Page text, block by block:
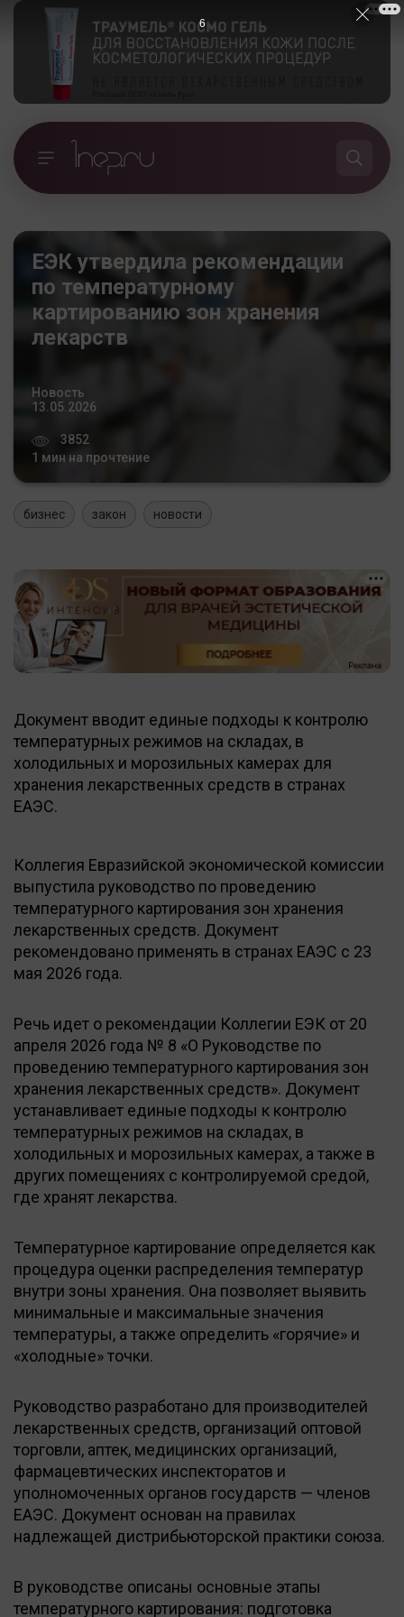
ЕЭК утвердила рекомендации
по температурному
картированию зон хранения
лекарств
Новость
13.05.2026
3852
1 мин на прочтение
бизнес закон новости
Документ вводит единые подходы к контролю
температурных режимов на складах, в
холодильных и морозильных камерах для
хранения лекарственных средств в странах
ЕАЭС.
Коллегия Евразийской экономической комиссии
выпустила руководство по проведению
температурного картирования зон хранения
лекарственных средств. Документ
рекомендовано применять в странах ЕАЭС с 23
мая 2026 года.
Речь идет о рекомендации Коллегии ЕЭК от 20
апреля 2026 года № 8 «О Руководстве по
проведению температурного картирования зон
хранения лекарственных средств». Документ
устанавливает единые подходы к контролю
температурных режимов на складах, в
холодильных и морозильных камерах, а также в
других помещениях с контролируемой средой,
где хранят лекарства.
Температурное картирование определяется как
процедура оценки распределения температур
внутри зоны хранения. Она позволяет выявить
минимальные и максимальные значения
температуры, а также определить «горячие» и
«холодные» точки.
Руководство разработано для производителей
лекарственных средств, организаций оптовой
торговли, аптек, медицинских организаций,
фармацевтических инспекторатов и
уполномоченных органов государств — членов
ЕАЭС. Документ основан на правилах
надлежащей дистрибьюторской практики союза.
В руководстве описаны основные этапы
температурного картирования: подготовка
5